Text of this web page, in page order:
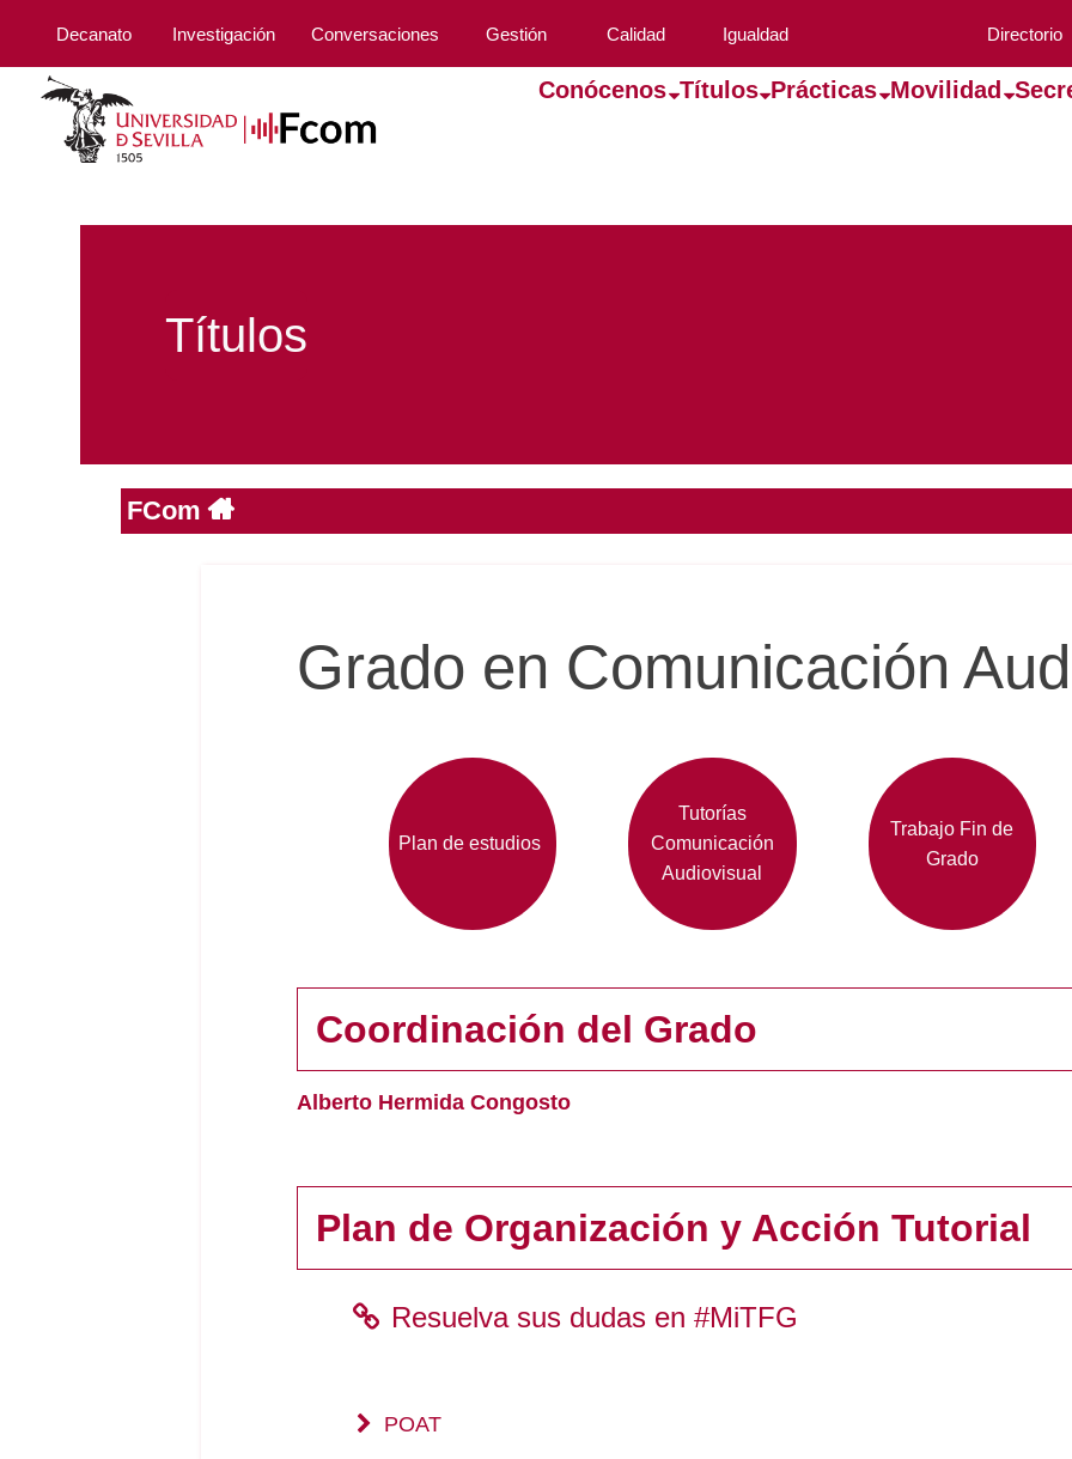
Decanato Investigación Conversaciones Gestión Calidad Igualdad Directorio
Conócenos Títulos Prácticas Movilidad
Títulos
FCom
Grado en Comunicación
Plan de estudios
Tutorías
Comunicación
Audiovisual
Trabajo Fin de
Grado
Coordinación del Grado
Alberto Hermida Congosto
Plan de Organización y Acción Tutorial
Resuelva sus dudas en #MiTFG
POAT